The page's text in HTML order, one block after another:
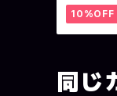
10%OFF
同じ